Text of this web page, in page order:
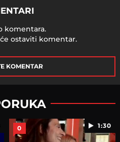
komentara.
ostaviti komentar.
KOMENTAR
1:30
0